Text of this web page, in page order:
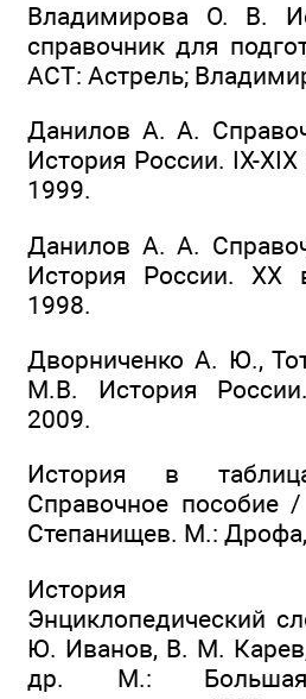
Владимирова О. В.
справочник для
ACT: Астрель;
Данилов А. А.
История России. IX-
1999.
Данилов А. А.
История России.
1998.
Дворниченко А. Ю.,
М.В. История
2009.
История в
Справочное пособие
Степанищев. М.:
История
Энциклопедический
Ю. Иванов, В. М.
др. М.: Большая